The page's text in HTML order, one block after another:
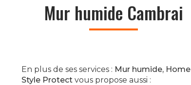
Mur humide Cambrai
En plus de ses services : Mur humide, Home
Style Protectvous propose aussi :